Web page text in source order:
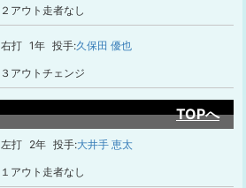
２アウト走者なし
右打 1年 投手:久保田 優也
３アウトチェンジ
TOPへ
左打 2年 投手:大井手 恵太
１アウト走者なし